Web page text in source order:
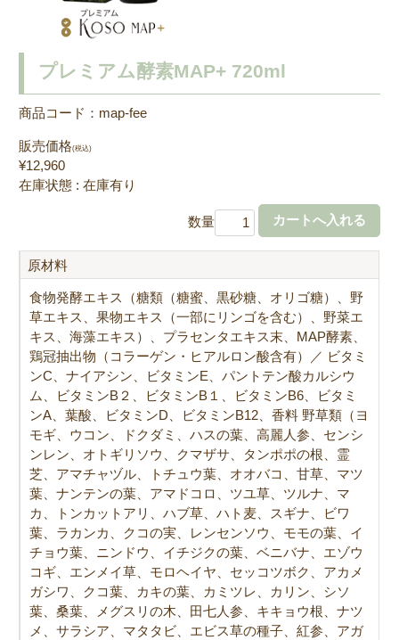
プレミアム酵素MAP+ 720ml
商品コード：map-fee
販売価格(税込)
¥12,960
在庫状態 : 在庫有り
数量
原材料
食物発酵エキス（糖類（糖蜜、黒砂糖、オリゴ糖）、野
草エキス、果物エキス（一部にリンゴを含む）、野菜エ
キス、海藻エキス）、プラセンタエキス末、MAP酵素、
鶏冠抽出物（コラーゲン・ヒアルロン酸含有）／ ビタミ
ンC、ナイアシン、ビタミンE、パントテン酸カルシウ
ム、ビタミンB２、ビタミンB１、ビタミンB6、ビタミ
ンA、葉酸、ビタミンD、ビタミンB12、香料 野草類（ヨ
モギ、ウコン、ドクダミ、ハスの葉、高麗人参、センシ
ンレン、オトギリソウ、クマザサ、タンポポの根、霊
芝、アマチャヅル、トチュウ葉、オオバコ、甘草、マツ
葉、ナンテンの葉、アマドコロ、ツユ草、ツルナ、マ
カ、トンカットアリ、ハブ草、ハト麦、スギナ、ビワ
葉、ラカンカ、クコの実、レンセンソウ、モモの葉、イ
チョウ葉、ニンドウ、イチジクの葉、ベニバナ、エゾウ
コギ、エンメイ草、モロヘイヤ、セッコツボク、アカメ
ガシワ、クコ葉、カキの葉、カミツレ、カリン、シソ
葉、桑葉、メグスリの木、田七人参、キキョウ根、ナツ
メ、サラシア、マタタビ、エビス草の種子、紅参、アガ